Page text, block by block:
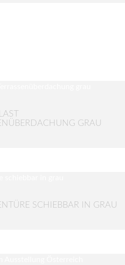
GRAU
SCHIEBBAR IN GRAU